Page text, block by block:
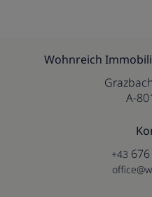
Wohnreich
A-
+43